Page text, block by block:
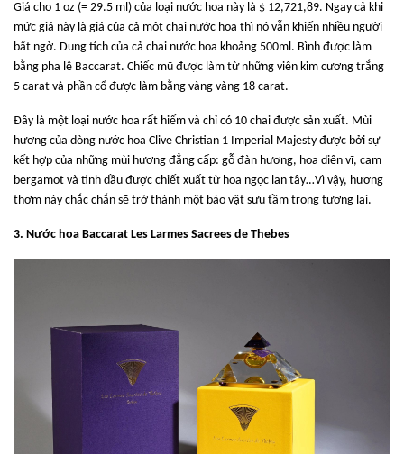
Giá cho 1 oz (= 29.5 ml) của loại nước hoa này là $ 12,721,89. Ngay cả khi
mức giá này là giá của cả một chai nước hoa thì nó vẫn khiến nhiều người
bất ngờ. Dung tích của cả chai nước hoa khoảng 500ml. Bình được làm
bằng pha lê Baccarat. Chiếc mũ được làm từ những viên kim cương trắng
5 carat và phần cổ được làm bằng vàng vàng 18 carat.
Đây là một loại nước hoa rất hiếm và chỉ có 10 chai được sản xuất. Mùi
hương của dòng nước hoa Clive Christian 1 Imperial Majesty được bởi sự
kết hợp của những mùi hương đẳng cấp: gỗ đàn hương, hoa diên vĩ, cam
bergamot và tinh dầu được chiết xuất từ hoa ngọc lan tây…Vì vậy, hương
thơm này chắc chắn sẽ trở thành một bảo vật sưu tầm trong tương lai.
3. Nước hoa Baccarat Les Larmes Sacrees de Thebes